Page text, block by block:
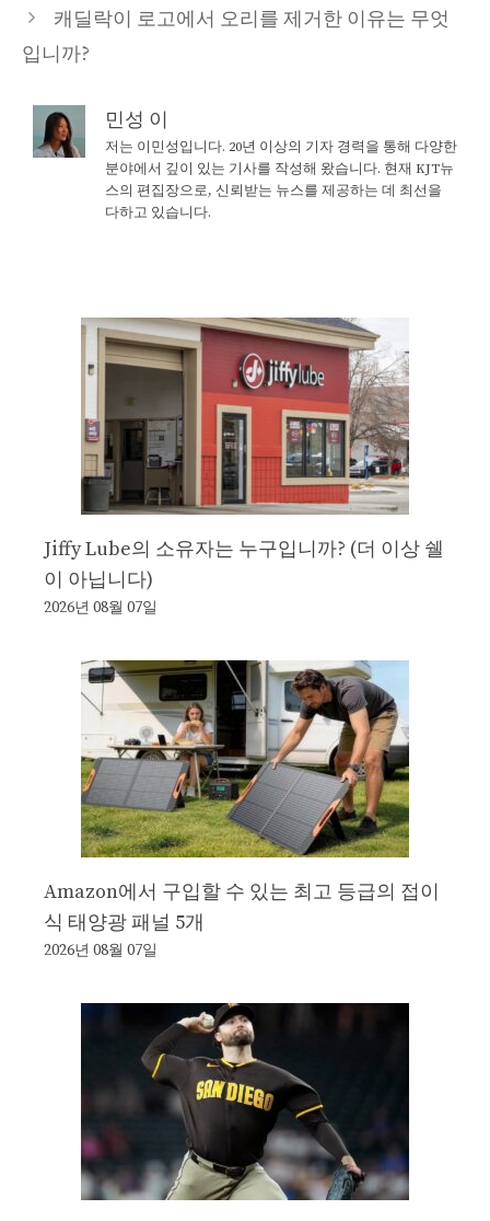
캐딜락이 로고에서 오리를 제거한 이유는 무엇
입니까?
민성 이
저는 이민성입니다. 20년 이상의 기자 경력을 통해 다양한
분야에서 깊이 있는 기사를 작성해 왔습니다. 현재 KJT뉴
스의 편집장으로, 신뢰받는 뉴스를 제공하는 데 최선을
다하고 있습니다.
Jiffy Lube의 소유자는 누구입니까? (더 이상 쉘
이 아닙니다)
2026년 08월 07일
Amazon에서 구입할 수 있는 최고 등급의 접이
식 태양광 패널 5개
2026년 08월 07일